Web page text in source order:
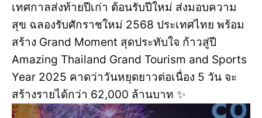
เทศกาลส่งท้ายปีเก่า ต้อนรับปีใหม่ ส่งมอบความ
สุข ฉลองรับศักราชใหม่ 2568 ประเทศไทย พร้อม
สร้าง Grand Moment สุดประทับใจ ก้าวสู่ปี
Amazing Thailand Grand Tourism and Sports
Year 2025 คาดว่าวันหยุดยาวต่อเนื่อง 5 วัน จะ
สร้างรายได้กว่า 62,000 ล้านบาท ✨️